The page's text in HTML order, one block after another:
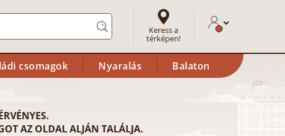
Keress a
térképen!
csomagok Nyaralás Balaton
AZ OLDAL ALJÁN TALÁLJA.